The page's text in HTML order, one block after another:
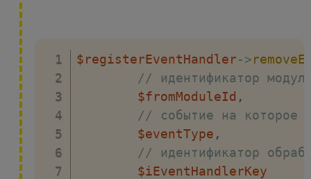
$registerEventHandler->
// идентификатор
$fromModuleId ,
// событие на которое
$eventType ,
// идентификатор
$iEventHandlerKey